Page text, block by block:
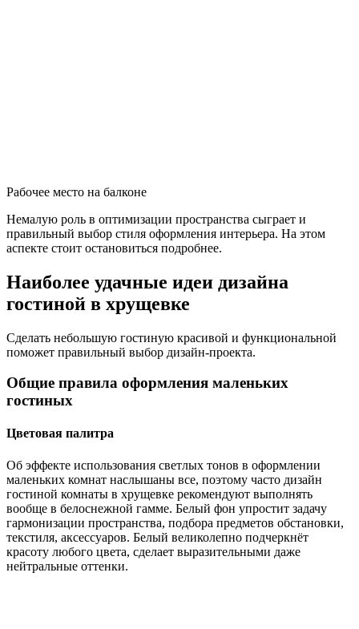
Рабочее место на балконе
Немалую роль в оптимизации пространства сыграет и
правильный выбор стиля оформления интерьера. На этом
аспекте стоит остановиться подробнее.
Наиболее удачные идеи дизайна
гостиной в хрущевке
Сделать небольшую гостиную красивой и функциональной
поможет правильный выбор дизайн-проекта.
Общие правила оформления маленьких
гостиных
Цветовая палитра
Об эффекте использования светлых тонов в оформлении
маленьких комнат наслышаны все, поэтому часто дизайн
гостиной комнаты в хрущевке рекомендуют выполнять
вообще в белоснежной гамме. Белый фон упростит задачу
гармонизации пространства, подбора предметов обстановки,
текстиля, аксессуаров. Белый великолепно подчеркнёт
красоту любого цвета, сделает выразительными даже
нейтральные оттенки.